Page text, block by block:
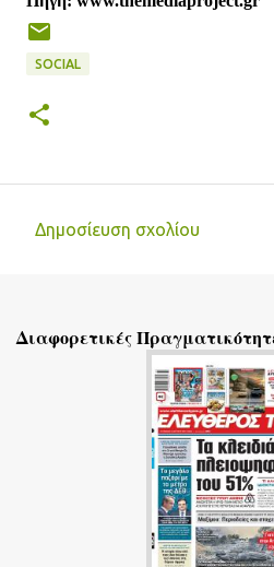
SOCIAL
λ
Δημοσίευση σχολίου
Διαφορετικές